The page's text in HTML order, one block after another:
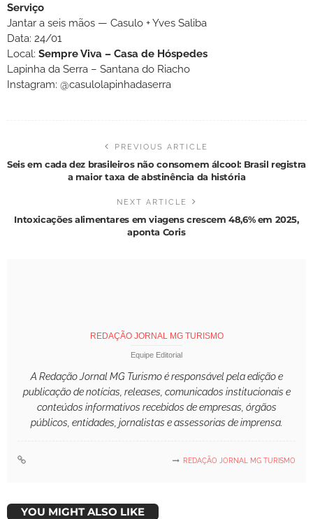
Serviço
Jantar a seis mãos — Casulo + Yves Saliba
Data: 24/01
Local: Sempre Viva – Casa de Hóspedes
Lapinha da Serra – Santana do Riacho
Instagram: @casulolapinhadaserra
PREVIOUS ARTICLE
Seis em cada dez brasileiros não consomem álcool: Brasil registra
a maior taxa de abstinência da história
NEXT ARTICLE
Intoxicações alimentares em viagens crescem 48,6% em 2025,
aponta Coris
REDAÇÃO JORNAL MG TURISMO
Equipe Editorial
A Redação Jornal MG Turismo é responsável pela edição e
publicação de notícias, releases, comunicados institucionais e
conteúdos informativos recebidos de empresas, órgãos
públicos, entidades, jornalistas e assessorias de imprensa.
REDAÇÃO JORNAL MG TURISMO
YOU MIGHT ALSO LIKE